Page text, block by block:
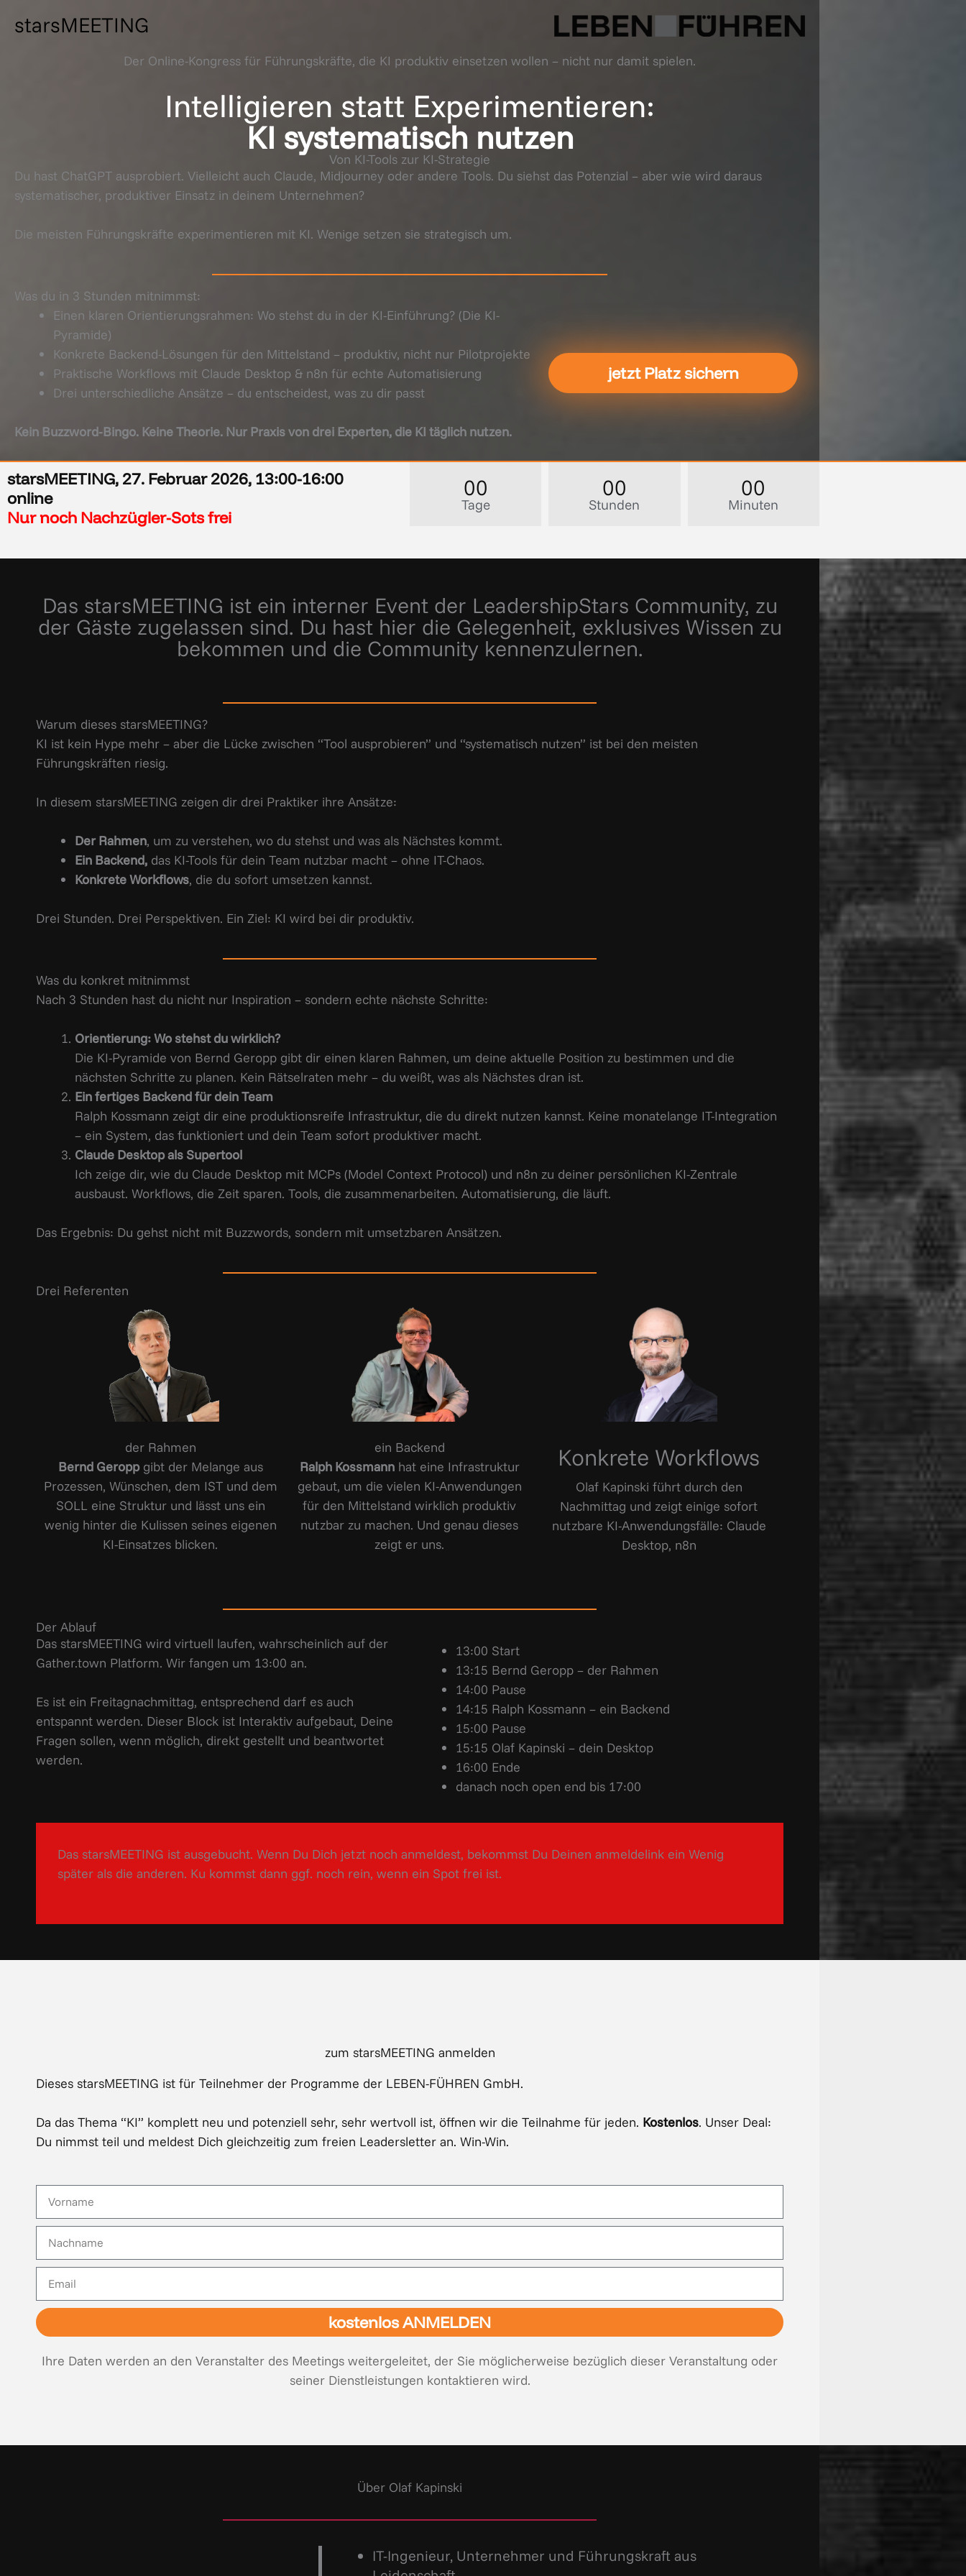
starsMEETING
Der Online-Kongress für Führungskräfte, die KI produktiv einsetzen wollen – nicht nur damit spielen.
Intelligieren statt Experimentieren:
KI systematisch nutzen
Von KI-Tools zur KI-Strategie
Du hast ChatGPT ausprobiert. Vielleicht auch Claude, Midjourney oder andere Tools. Du siehst das Potenzial – aber wie wird daraus
systematischer, produktiver Einsatz in deinem Unternehmen?
Die meisten Führungskräfte experimentieren mit KI. Wenige setzen sie strategisch um.
Was du in 3 Stunden mitnimmst:
Einen klaren Orientierungsrahmen: Wo stehst du in der KI-Einführung? (Die KI-
Pyramide)
Konkrete Backend-Lösungen für den Mittelstand – produktiv, nicht nur Pilotprojekte
Praktische Workflows mit Claude Desktop & n8n für echte Automatisierung
Drei unterschiedliche Ansätze – du entscheidest, was zu dir passt
Kein Buzzword-Bingo. Keine Theorie. Nur Praxis von drei Experten, die KI täglich nutzen.
jetzt Platz sichern
starsMEETING, 27. Februar 2026, 13:00-16:00
online
Nur noch Nachzügler-Sots frei
00
Tage
00
Stunden
00
Minuten
Das starsMEETING ist ein interner Event der LeadershipStars Community, zu
der Gäste zugelassen sind. Du hast hier die Gelegenheit, exklusives Wissen zu
bekommen und die Community kennenzulernen.
Warum dieses starsMEETING?
KI ist kein Hype mehr – aber die Lücke zwischen “Tool ausprobieren” und “systematisch nutzen” ist bei den meisten
Führungskräften riesig.
In diesem starsMEETING zeigen dir drei Praktiker ihre Ansätze:
Der Rahmen, um zu verstehen, wo du stehst und was als Nächstes kommt.
Ein Backend, das KI-Tools für dein Team nutzbar macht – ohne IT-Chaos.
Konkrete Workflows, die du sofort umsetzen kannst.
Drei Stunden. Drei Perspektiven. Ein Ziel: KI wird bei dir produktiv.
Was du konkret mitnimmst
Nach 3 Stunden hast du nicht nur Inspiration – sondern echte nächste Schritte:
Orientierung: Wo stehst du wirklich?
Die KI-Pyramide von Bernd Geropp gibt dir einen klaren Rahmen, um deine aktuelle Position zu bestimmen und die
nächsten Schritte zu planen. Kein Rätselraten mehr – du weißt, was als Nächstes dran ist.
Ein fertiges Backend für dein Team
Ralph Kossmann zeigt dir eine produktionsreife Infrastruktur, die du direkt nutzen kannst. Keine monatelange IT-Integration
– ein System, das funktioniert und dein Team sofort produktiver macht.
Claude Desktop als Supertool
Ich zeige dir, wie du Claude Desktop mit MCPs (Model Context Protocol) und n8n zu deiner persönlichen KI-Zentrale
ausbaust. Workflows, die Zeit sparen. Tools, die zusammenarbeiten. Automatisierung, die läuft.
Das Ergebnis: Du gehst nicht mit Buzzwords, sondern mit umsetzbaren Ansätzen.
Drei Referenten
der Rahmen
Bernd Geroppgibt der Melange aus
Prozessen, Wünschen, dem IST und dem
SOLL eine Struktur und lässt uns ein
wenig hinter die Kulissen seines eigenen
KI-Einsatzes blicken.
ein Backend
Ralph Kossmannhat eine Infrastruktur
gebaut, um die vielen KI-Anwendungen
für den Mittelstand wirklich produktiv
nutzbar zu machen. Und genau dieses
zeigt er uns.
Konkrete Workflows
Olaf Kapinski führt durch den
Nachmittag und zeigt einige sofort
nutzbare KI-Anwendungsfälle: Claude
Desktop, n8n
Der Ablauf
Das starsMEETING wird virtuell laufen, wahrscheinlich auf der
Gather.town Platform. Wir fangen um 13:00 an.
Es ist ein Freitagnachmittag, entsprechend darf es auch
entspannt werden. Dieser Block ist Interaktiv aufgebaut, Deine
Fragen sollen, wenn möglich, direkt gestellt und beantwortet
werden.
13:00 Start
13:15 Bernd Geropp – der Rahmen
14:00 Pause
14:15 Ralph Kossmann – ein Backend
15:00 Pause
15:15 Olaf Kapinski – dein Desktop
16:00 Ende
danach noch open end bis 17:00
Das starsMEETING ist ausgebucht. Wenn Du Dich jetzt noch anmeldest, bekommst Du Deinen anmeldelink ein Wenig
später als die anderen. Ku kommst dann ggf. noch rein, wenn ein Spot frei ist.
zum starsMEETING anmelden
Dieses starsMEETING ist für Teilnehmer der Programme der LEBEN-FÜHREN GmbH.
Da das Thema “KI” komplett neu und potenziell sehr, sehr wertvoll ist, öffnen wir die Teilnahme für jeden. Kostenlos. Unser Deal:
Du nimmst teil und meldest Dich gleichzeitig zum freien Leadersletter an. Win-Win.
Firstname
Lastname
Email
kostenlos ANMELDEN
Ihre Daten werden an den Veranstalter des Meetings weitergeleitet, der Sie möglicherweise bezüglich dieser Veranstaltung oder
seiner Dienstleistungen kontaktieren wird.
Über Olaf Kapinski
IT-Ingenieur, Unternehmer und Führungskraft aus